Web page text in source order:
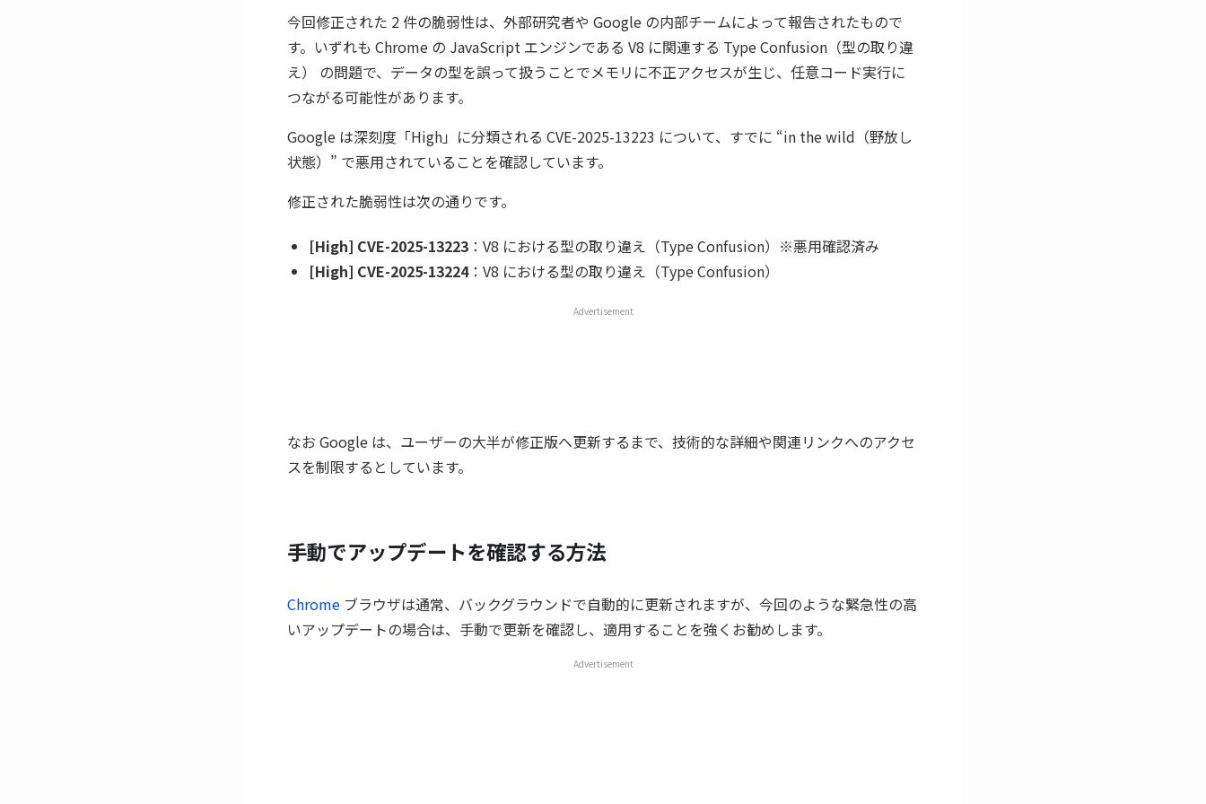
今回修正された 2 件の脆弱性は、外部研究者や Google の内部チームによって報告されたもので
す。いずれも Chrome の JavaScript エンジンである V8 に関連する Type Confusion（型の取り違
え） の問題で、データの型を誤って扱うことでメモリに不正アクセスが生じ、任意コード実行に
つながる可能性があります。
Google は深刻度「High」に分類される CVE-2025-13223 について、すでに “in the wild（野放し
状態）” で悪用されていることを確認しています。
修正された脆弱性は次の通りです。
[High] CVE-2025-13223 ：V8 における型の取り違え（Type Confusion）※悪用確認済み
[High] CVE-2025-13224：V8 における型の取り違え（Type Confusion）
Advertisement
なお Google は、ユーザーの大半が修正版へ更新するまで、技術的な詳細や関連リンクへのアクセ
スを制限するとしています。
手動でアップデートを確認する方法
Chrome ブラウザは通常、バックグラウンドで自動的に更新されますが、今回のような緊急性の高
いアップデートの場合は、手動で更新を確認し、適用することを強くお勧めします。
Advertisement